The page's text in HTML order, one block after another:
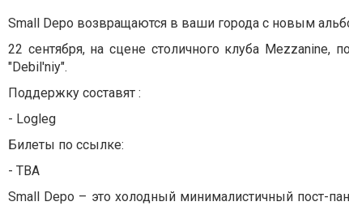
Small Depo возвращаются в ваши города с новым
22 сентября, на сцене столичного клуба Mezzanine,
"Debil'niy".
Поддержку составят :
- Logleg
Билеты по ссылке:
- TBA
Small Depo – это холодный минималистичный пост-